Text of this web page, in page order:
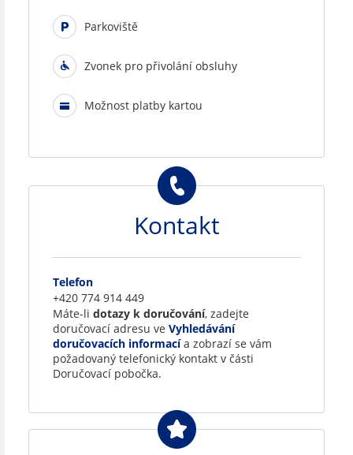
Parkoviště
Zvonek pro přivolání obsluhy
Možnost platby kartou
Kontakt
Telefon
+420 774 914 449
Máte-li dotazy k doručování, zadejte
doručovací adresu ve Vyhledávání
doručovacích informacía zobrazí se vám
požadovaný telefonický kontakt v části
Doručovací pobočka.